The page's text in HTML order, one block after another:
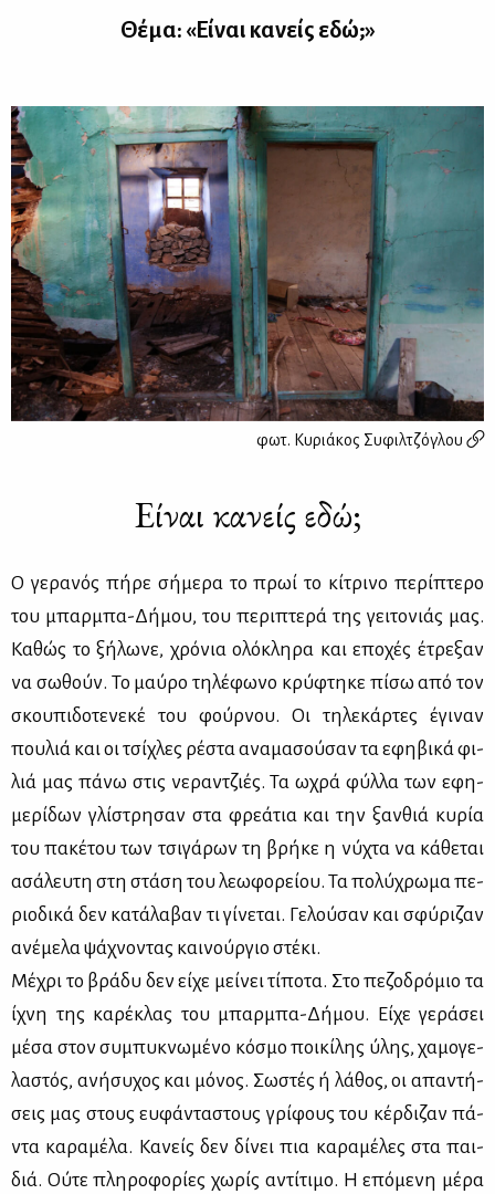
Θέ­μα: «Εί­ναι κα­νείς εδώ;»
φωτ. Κυριάκος Συφιλτζόγλου
Είναι κανείς εδώ;
Ο γε­ρα­νός πή­ρε σή­με­ρα το πρωί το κί­τρι­νο πε­ρί­πτε­ρο
του μπαρ­μπα-Δή­μου, του πε­ρι­πτε­ρά της γει­το­νιάς μας.
Κα­θώς το ξή­λω­νε, χρό­νια ολό­κλη­ρα και επο­χές έτρε­ξαν
να σω­θούν. Το μαύ­ρο τη­λέ­φω­νο κρύ­φτη­κε πί­σω από τον
σκου­πι­δο­τε­νε­κέ του φούρ­νου. Οι τη­λε­κάρ­τες έγι­ναν
που­λιά και οι τσί­χλες ρέ­στα ανα­μα­σού­σαν τα εφη­βι­κά φι­
λιά μας πά­νω στις νε­ραν­τζιές. Τα ωχρά φύλ­λα των εφη­
με­ρί­δων γλί­στρη­σαν στα φρε­ά­τια και την ξαν­θιά κυ­ρία
του πα­κέ­του των τσι­γά­ρων τη βρή­κε η νύ­χτα να κά­θε­ται
ασά­λευ­τη στη στά­ση του λε­ω­φο­ρεί­ου. Τα πο­λύ­χρω­μα πε­
ριο­δι­κά δεν κα­τά­λα­βαν τι γί­νε­ται. Γε­λού­σαν και σφύ­ρι­ζαν
ανέ­με­λα ψά­χνο­ντας και­νούρ­γιο στέ­κι.
Μέ­χρι το βρά­δυ δεν εί­χε μεί­νει τί­πο­τα. Στο πε­ζο­δρό­μιο τα
ίχνη της κα­ρέ­κλας του μπαρ­μπα-Δή­μου. Εί­χε γε­ρά­σει
μέ­σα στον συ­μπυ­κνω­μέ­νο κό­σμο ποι­κί­λης ύλης, χα­μο­γε­
λα­στός, ανή­συ­χος και μό­νος. Σω­στές ή λά­θος, οι απα­ντή­
σεις μας στους ευ­φά­ντα­στους γρί­φους του κέρ­δι­ζαν πά­
ντα κα­ρα­μέ­λα. Κα­νείς δεν δί­νει πια κα­ρα­μέ­λες στα παι­
διά. Ού­τε πλη­ρο­φο­ρί­ες χω­ρίς αντί­τι­μο. Η επό­με­νη μέ­ρα